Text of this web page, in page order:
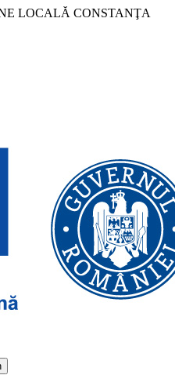
LOCALĂ CONSTANŢA